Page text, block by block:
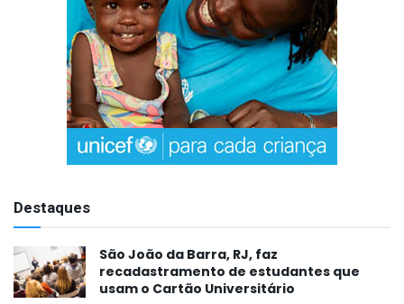
Destaques
São João da Barra, RJ, faz
recadastramento de estudantes que
usam o Cartão Universitário